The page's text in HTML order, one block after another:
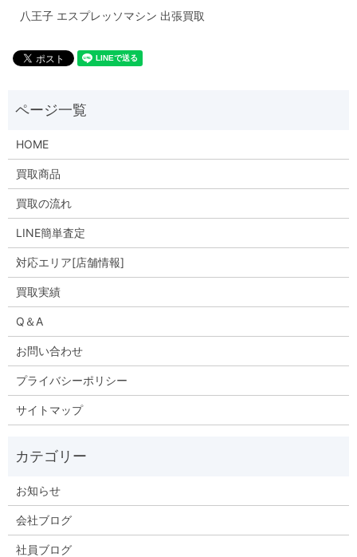
八王子 エスプレッソマシン 出張買取
HOME
買取商品
買取の流れ
LINE簡単査定
対応エリア[店舗情報]
買取実績
Q＆A
お問い合わせ
プライバシーポリシー
サイトマップ
お知らせ
会社ブログ
社員ブログ